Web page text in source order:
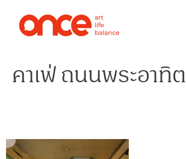
คาเฟ่ ถนนพระอาทิ